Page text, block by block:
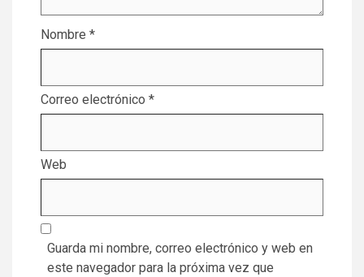
Nombre *
Correo electrónico *
Web
Guarda mi nombre, correo electrónico y web en
este navegador para la próxima vez que